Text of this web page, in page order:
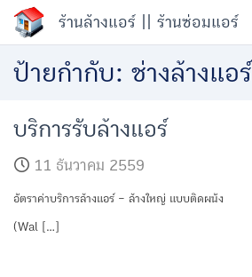
Skip
to
content
ร้านล้างแอร์ || ร้านซ่อมแอร์
ป้ายกำกับ: ช่างล้างแอร์
บริการรับล้างแอร์
11 ธันวาคม 2559
อัตราค่าบริการล้างแอร์ – ล้างใหญ่ แบบติดผนัง
(Wal […]